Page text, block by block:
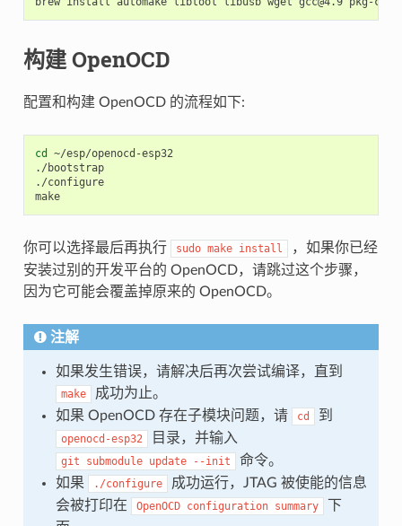
构建 OpenOCD
配置和构建 OpenOCD 的流程如下:
cd
~/esp/openocd-esp32
./bootstrap
./configure
make
你可以选择最后再执行 sudo make install
，如果你已经
安装过别的开发平台的 OpenOCD，请跳过这个步骤，
因为它可能会覆盖掉原来的 OpenOCD。
注解
如果发生错误，请解决后再次尝试编译，直到
make
成功为止。
如果 OpenOCD 存在子模块问题，请
cd 到
openocd-esp32 目录，并输入
git submodule update --init
命令。
如果
./configure
成功运行，JTAG 被使能的信息
会被打印在
OpenOCD configuration summary
下